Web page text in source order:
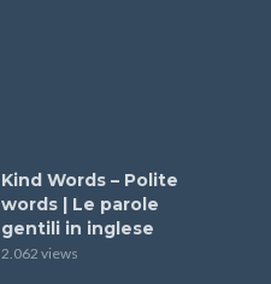
Kind Words – Polite
words | Le parole
gentili in inglese
2.062 views